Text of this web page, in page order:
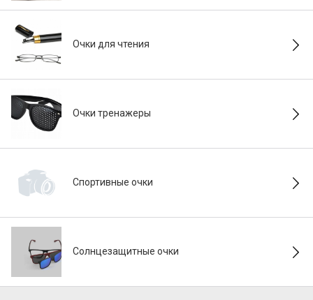
Очки для чтения
Очки тренажеры
Спортивные очки
Солнцезащитные очки